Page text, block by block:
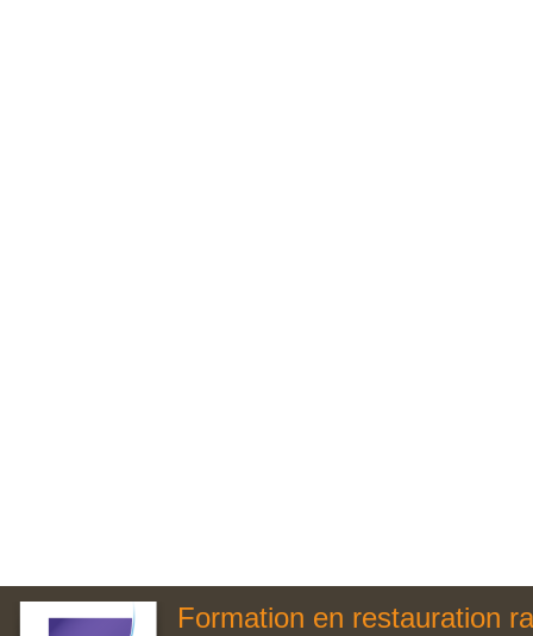
Formation en restauration